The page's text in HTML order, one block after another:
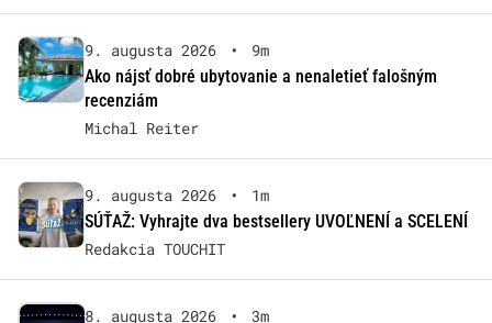
9. augusta 2026 •
9m
Ako nájsť dobré ubytovanie a nenaletieť falošným
recenziám
Michal Reiter
9. augusta 2026 •
1m
SÚŤAŽ: Vyhrajte dva bestsellery UVOĽNENÍ a SCELENÍ
Redakcia TOUCHIT
8. augusta 2026 •
3m